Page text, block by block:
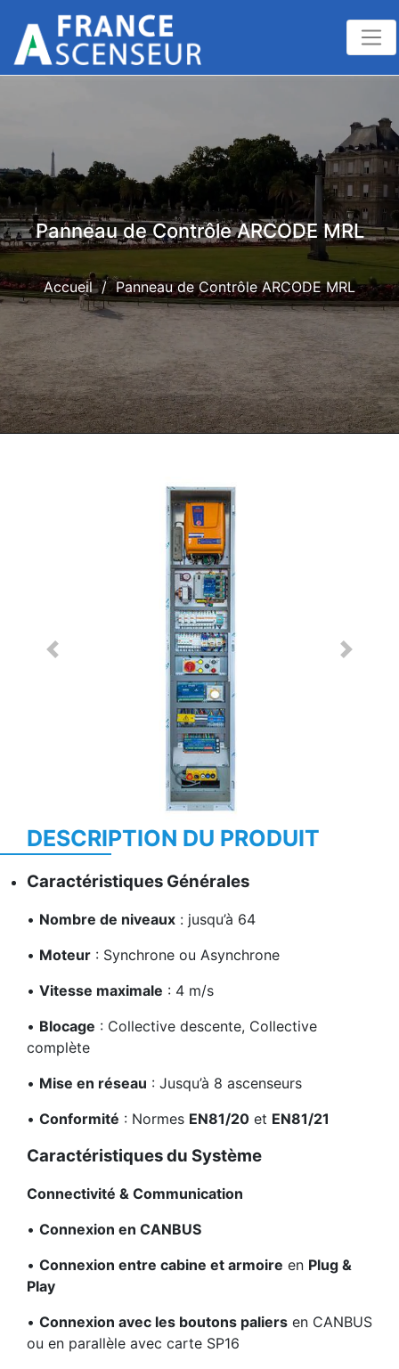
Panneau de Contrôle ARCODE MRL
Accueil / Panneau de Contrôle ARCODE MRL
Previous Next
DESCRIPTION DU PRODUIT
Caractéristiques Générales
• Nombre de niveaux : jusqu’à 64
• Moteur : Synchrone ou Asynchrone
• Vitesse maximale : 4 m/s
• Blocage : Collective descente, Collective
complète
• Mise en réseau : Jusqu’à 8 ascenseurs
• Conformité : Normes EN81/20 et EN81/21
Caractéristiques du Système
Connectivité & Communication
• Connexion en CANBUS
• Connexion entre cabine et armoire en Plug &
Play
• Connexion avec les boutons paliers en CANBUS
ou en parallèle avec carte SP16